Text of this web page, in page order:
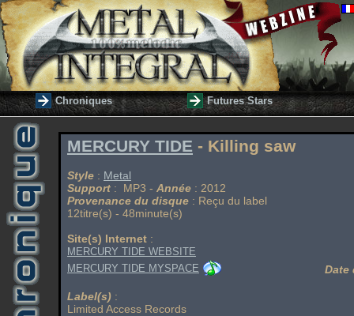
Chroniques Futures Stars
MERCURY TIDE - Killing saw
Style : Metal
Support : MP3 - Année : 2012
Provenance du disque : Reçu du label
12titre(s) - 48minute(s)
Site(s) Internet :
MERCURY TIDE WEBSITE
MERCURY TIDE MYSPACE
Label(s) :
Limited Access Records
Date